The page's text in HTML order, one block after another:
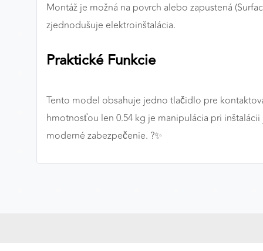
Montáž je možná na povrch alebo zapustená
zjednodušuje elektroinštalácia.
Praktické Funkcie
Tento model obsahuje jedno tlačidlo pre
hmotnosťou len 0.54 kg je manipulácia pri
moderné zabezpečenie. ?✨
MARKETINGOVÉ COOKIES
správania používateľov naprieč webovými stránkami.
reklamných sieťach tretích strán.
Google Ads